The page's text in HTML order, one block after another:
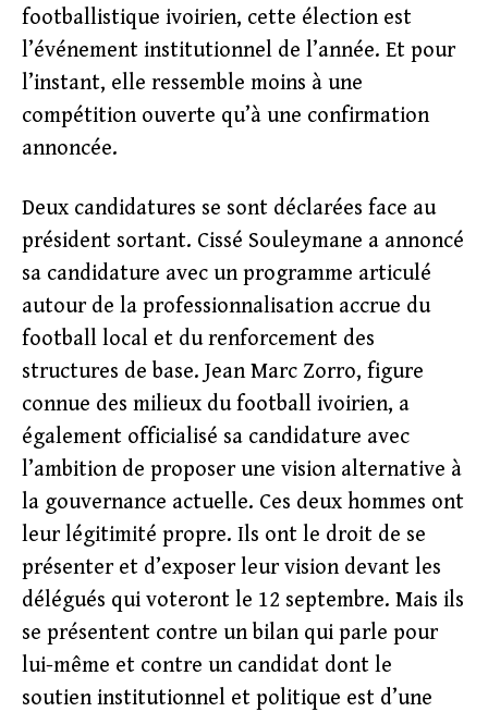
footballistique ivoirien, cette élection est
l’événement institutionnel de l’année. Et pour
l’instant, elle ressemble moins à une
compétition ouverte qu’à une confirmation
annoncée.
Deux candidatures se sont déclarées face au
président sortant. Cissé Souleymane a annoncé
sa candidature avec un programme articulé
autour de la professionnalisation accrue du
football local et du renforcement des
structures de base. Jean Marc Zorro, figure
connue des milieux du football ivoirien, a
également officialisé sa candidature avec
l’ambition de proposer une vision alternative à
la gouvernance actuelle. Ces deux hommes ont
leur légitimité propre. Ils ont le droit de se
présenter et d’exposer leur vision devant les
délégués qui voteront le 12 septembre. Mais ils
se présentent contre un bilan qui parle pour
lui-même et contre un candidat dont le
soutien institutionnel et politique est d’une